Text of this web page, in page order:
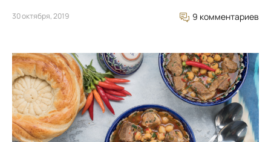
30 октября, 2019 9 комментариев